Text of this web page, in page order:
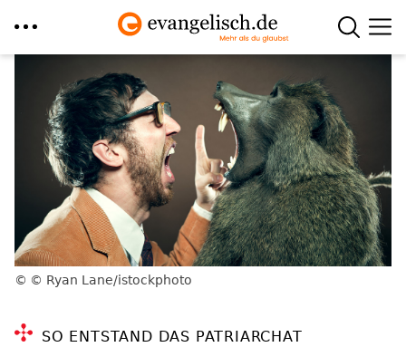
© Ryan Lane/istockphoto
SO ENTSTAND DAS PATRIARCHAT